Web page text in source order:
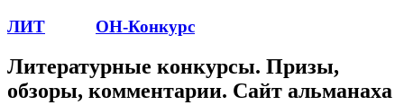
ЛИТ ОН-Конкурс
Литературные конкурсы. Призы,
обзоры, комментарии. Сайт альманаха